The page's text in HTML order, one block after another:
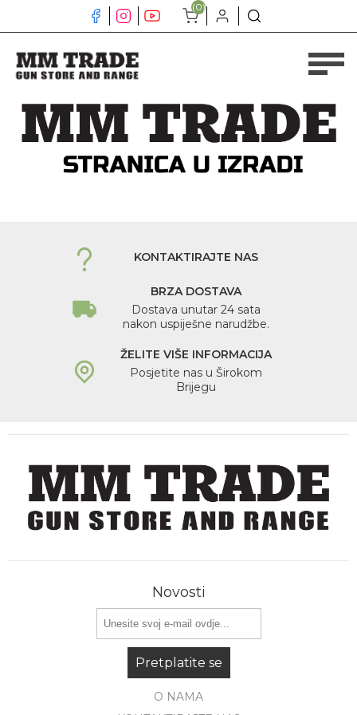
(0)
KONTAKTIRAJTE NAS
BRZA DOSTAVA
Dostava unutar 24 sata
nakon uspiješne narudžbe.
ŽELITE VIŠE INFORMACIJA
Posjetite nas u Širokom
Brijegu
Novosti
Pretplatite se
O NAMA